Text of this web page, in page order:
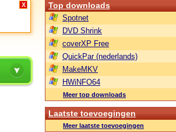
X Top downloads
Spotnet
DVD Shrink
coverXP Free
QuickPar (nederlands)
MakeMKV
HWiNFO64
Meer top downloads
Laatste toevoegingen
Meer laatste toevoegingen